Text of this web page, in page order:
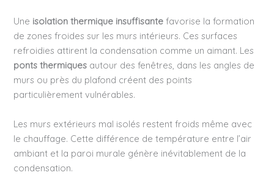
Une isolation thermique insuffisante favorise la formation
de zones froides sur les murs intérieurs. Ces surfaces
refroidies attirent la condensation comme un aimant. Les
ponts thermiques autour des fenêtres, dans les angles de
murs ou près du plafond créent des points
particulièrement vulnérables.
Les murs extérieurs mal isolés restent froids même avec
le chauffage. Cette différence de température entre l’air
ambiant et la paroi murale génère inévitablement de la
condensation.